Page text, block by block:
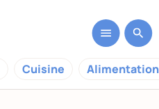
Cuisine